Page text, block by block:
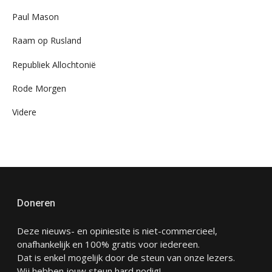
Paul Mason
Raam op Rusland
Republiek Allochtonië
Rode Morgen
Videre
Doneren
Deze nieuws- en opiniesite is niet-commercieel,
onafhankelijk en 100% gratis voor iedereen.
Dat is enkel mogelijk door de steun van onze lezers.